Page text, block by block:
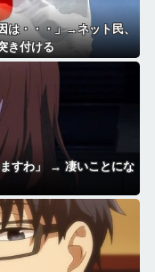
は・・・」→ネット民、
き付ける
すわ」 → 凄いことにな